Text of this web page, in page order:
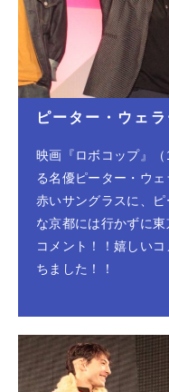
ピーター・ウェラ
映画『ロボコップ』
る名優ピーター・ウェ
赤いサングラスに、
な京都には行かずに
コメント！！嬉しい
ちました！！